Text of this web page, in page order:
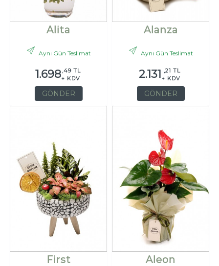
Alita
Aynı Gün Teslimat
1.698 ,49 TL
+ KDV
GÖNDER
Alanza
Aynı Gün Teslimat
2.131 ,21 TL
+ KDV
GÖNDER
First Aleon